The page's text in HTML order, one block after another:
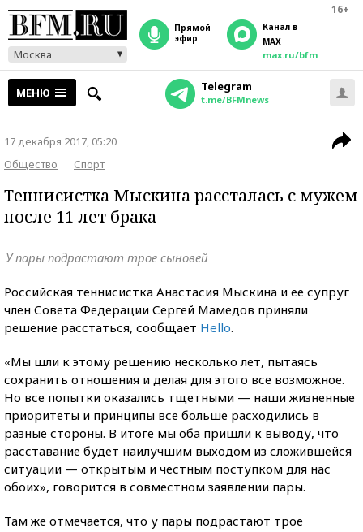
16+
Москва
прямой
эфир
Канал в
MAX
max.ru/bfm
МЕНЮ Telegram
t.me/BFMnews
17 декабря 2017, 05:20
Общество
Спорт
Теннисистка Мыскина рассталась с мужем
после 11 лет брака
У пары подрастают трое сыновей
Российская теннисистка Анастасия Мыскина и ее супруг
член Совета Федерации Сергей Мамедов приняли
решение расстаться, сообщает Hello.
«Мы шли к этому решению несколько лет, пытаясь
сохранить отношения и делая для этого все возможное.
Но все попытки оказались тщетными — наши жизненные
приоритеты и принципы все больше расходились в
разные стороны. В итоге мы оба пришли к выводу, что
расставание будет наилучшим выходом из сложившейся
ситуации — открытым и честным поступком для нас
обоих», говорится в совместном заявлении пары.
Там же отмечается, что у пары подрастают трое